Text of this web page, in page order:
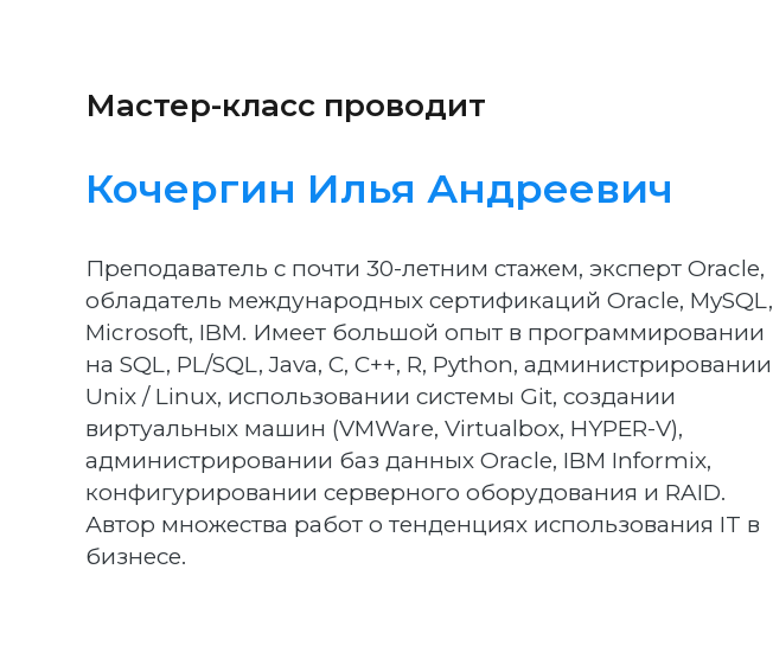
Мастер-класс проводит
Кочергин Илья Андреевич
Преподаватель с почти 30-летним стажем, эксперт Oracle,
обладатель международных сертификаций Oracle, MySQL,
Microsoft, IBM. Имеет большой опыт в программировании
на SQL, PL/SQL, Java, C, C++, R, Python, администрировании
Unix / Linux, использовании системы Git, создании
виртуальных машин (VMWare, Virtualbox, HYPER-V),
администрировании баз данных Oracle, IBM Informix,
конфигурировании серверного оборудования и RAID.
Автор множества работ о тенденциях использования IT в
бизнесе.